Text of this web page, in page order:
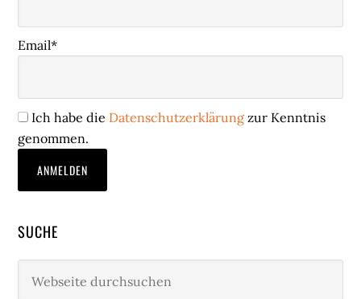
Email*
Ich habe die Datenschutzerklärung zur Kenntnis
genommen.
SUCHE
durchsuchen